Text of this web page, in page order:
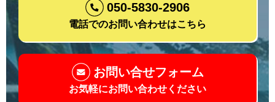
050-5830-2906
電話でのお問い合わせはこちら
お問い合せフォーム
お気軽にお問い合わせください